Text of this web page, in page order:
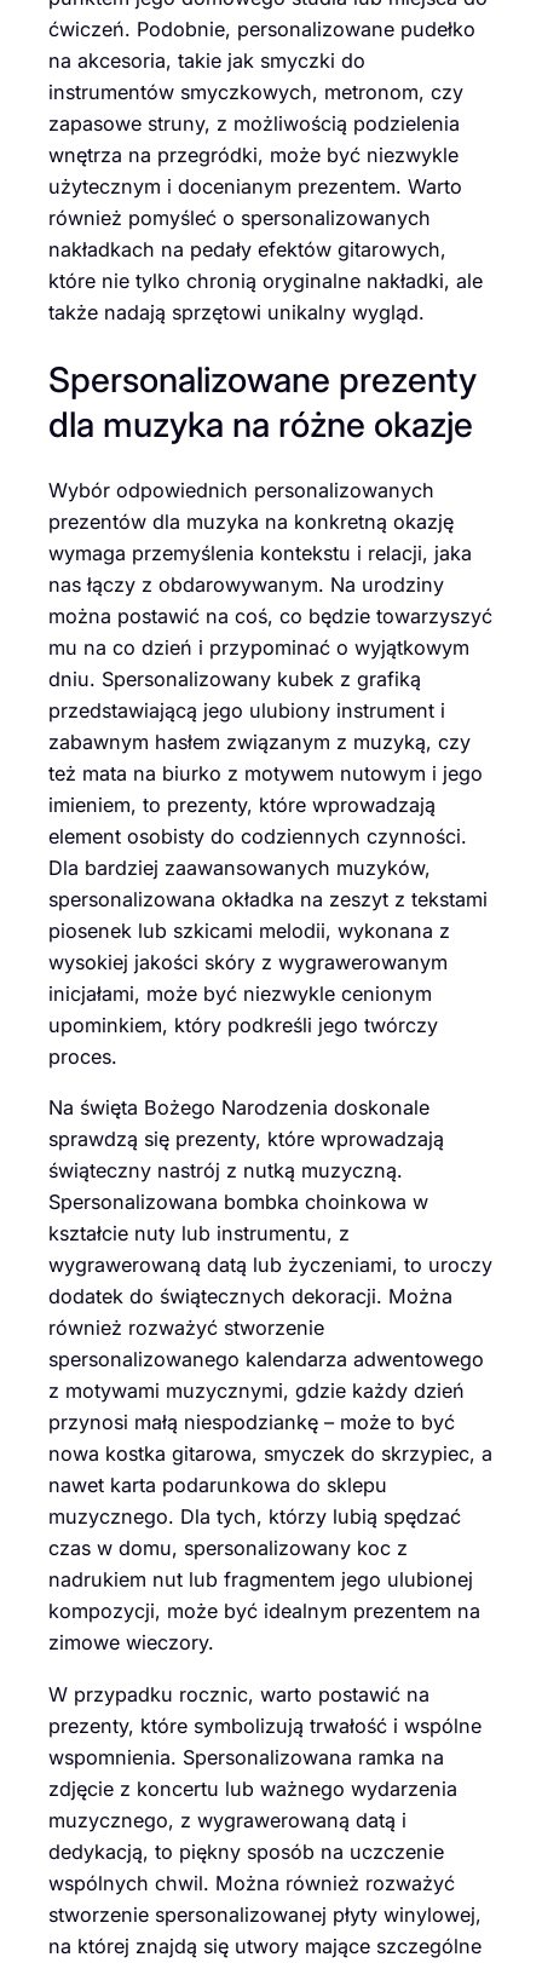
ćwiczeń. Podobnie, personalizowane pudełko
na akcesoria, takie jak smyczki do
instrumentów smyczkowych, metronom, czy
zapasowe struny, z możliwością podzielenia
wnętrza na przegródki, może być niezwykle
użytecznym i docenianym prezentem. Warto
również pomyśleć o spersonalizowanych
nakładkach na pedały efektów gitarowych,
które nie tylko chronią oryginalne nakładki, ale
także nadają sprzętowi unikalny wygląd.
Spersonalizowane prezenty
dla muzyka na różne okazje
Wybór odpowiednich personalizowanych
prezentów dla muzyka na konkretną okazję
wymaga przemyślenia kontekstu i relacji, jaka
nas łączy z obdarowywanym. Na urodziny
można postawić na coś, co będzie towarzyszyć
mu na co dzień i przypominać o wyjątkowym
dniu. Spersonalizowany kubek z grafiką
przedstawiającą jego ulubiony instrument i
zabawnym hasłem związanym z muzyką, czy
też mata na biurko z motywem nutowym i jego
imieniem, to prezenty, które wprowadzają
element osobisty do codziennych czynności.
Dla bardziej zaawansowanych muzyków,
spersonalizowana okładka na zeszyt z tekstami
piosenek lub szkicami melodii, wykonana z
wysokiej jakości skóry z wygrawerowanym
inicjałami, może być niezwykle cenionym
upominkiem, który podkreśli jego twórczy
proces.
Na święta Bożego Narodzenia doskonale
sprawdzą się prezenty, które wprowadzają
świąteczny nastrój z nutką muzyczną.
Spersonalizowana bombka choinkowa w
kształcie nuty lub instrumentu, z
wygrawerowaną datą lub życzeniami, to uroczy
dodatek do świątecznych dekoracji. Można
również rozważyć stworzenie
spersonalizowanego kalendarza adwentowego
z motywami muzycznymi, gdzie każdy dzień
przynosi małą niespodziankę – może to być
nowa kostka gitarowa, smyczek do skrzypiec, a
nawet karta podarunkowa do sklepu
muzycznego. Dla tych, którzy lubią spędzać
czas w domu, spersonalizowany koc z
nadrukiem nut lub fragmentem jego ulubionej
kompozycji, może być idealnym prezentem na
zimowe wieczory.
W przypadku rocznic, warto postawić na
prezenty, które symbolizują trwałość i wspólne
wspomnienia. Spersonalizowana ramka na
zdjęcie z koncertu lub ważnego wydarzenia
muzycznego, z wygrawerowaną datą i
dedykacją, to piękny sposób na uczczenie
wspólnych chwil. Można również rozważyć
stworzenie spersonalizowanej płyty winylowej,
na której znajdą się utwory mające szczególne